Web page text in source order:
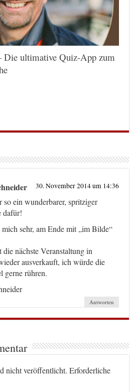
ultimative Quiz-App zum
30. November 2014 um 14:36
so ein wunderbarer, spritziger
dafür!
sehr, am Ende mit „im Bilde“
nächste Veranstaltung in
ausverkauft, ich würde die
gerne rühren.
Antworten
nicht veröffentlicht. Erforderliche